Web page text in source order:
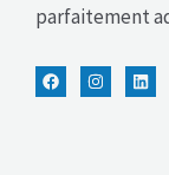
parfaitement